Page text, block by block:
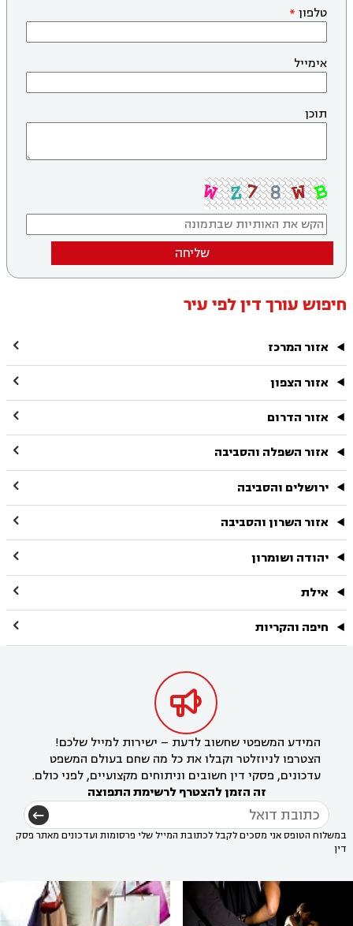
טלפון
אימייל
תוכן
שליחה
חיפוש עורך דין לפי עיר
אזור המרכז 
אזור הצפון 
אזור הדרום 
אזור השפלה והסביבה 
ירושלים והסביבה 
אזור השרון והסביבה 
יהודה ושומרון 
אילת 
חיפה והקריות 

המידע המשפטי שחשוב לדעת – ישירות למייל שלכם!
הצטרפו לניוזלטר וקבלו את כל מה שחם בעולם המשפט
עדכונים, פסקי דין חשובים וניתוחים מקצועיים, לפני כולם.
זה הזמן להצטרף לרשימת התפוצה
במשלוח הטופס אני מסכים לקבל לכתובת המייל שלי פרסומות ועדכונים מאתר פסק
דין